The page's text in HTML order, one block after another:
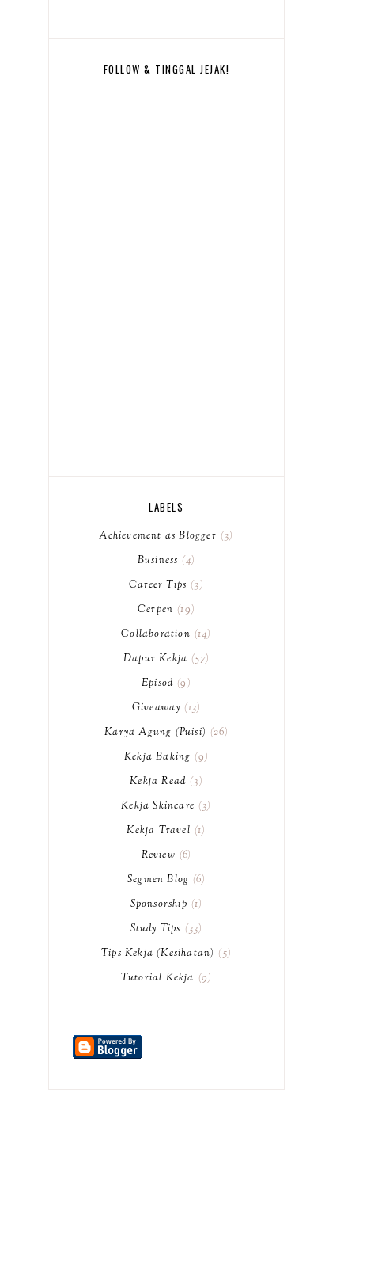
FOLLOW & TINGGAL JEJAK!
LABELS
Achievement as Blogger
3
Business 4
Career Tips
3
Cerpen 19
Collaboration 14
Dapur Kekja
57
Episod 9
Giveaway 13
Karya Agung (Puisi)
26
Kekja Baking 9
Kekja Read
3
Kekja Skincare
3
Kekja Travel 1
Review 6
Segmen Blog 6
Sponsorship 1
Study Tips
33
Tips Kekja (Kesihatan)
5
Tutorial Kekja 9